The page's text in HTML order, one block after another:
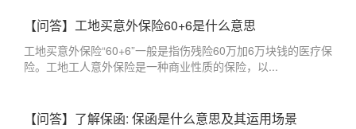
【问答】工地买意外保险60+6是什么意思
工地买意外保险“60+6”一般是指伤残险60万加6万块钱的医疗保
险。工地工人意外保险是一种商业性质的保险，以...
【问答】了解保函: 保函是什么意思及其运用场景